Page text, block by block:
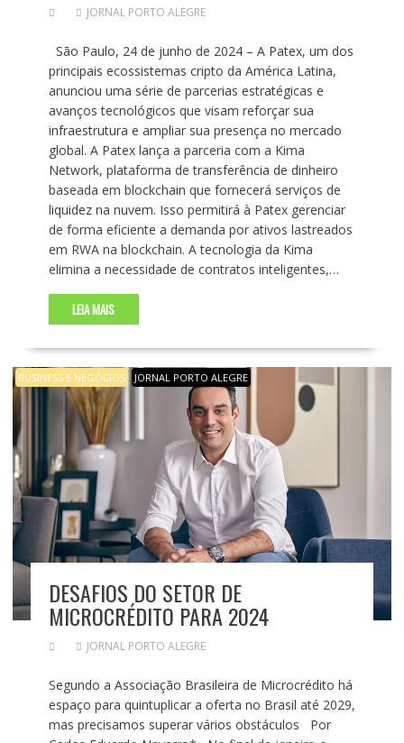
JORNAL PORTO ALEGRE
São Paulo, 24 de junho de 2024 – A Patex, um dos
principais ecossistemas cripto da América Latina,
anunciou uma série de parcerias estratégicas e
avanços tecnológicos que visam reforçar sua
infraestrutura e ampliar sua presença no mercado
global. A Patex lança a parceria com a Kima
Network, plataforma de transferência de dinheiro
baseada em blockchain que fornecerá serviços de
liquidez na nuvem. Isso permitirá à Patex gerenciar
de forma eficiente a demanda por ativos lastreados
em RWA na blockchain. A tecnologia da Kima
elimina a necessidade de contratos inteligentes,…
LEIA MAIS
BUSINESS E NEGÓCIOS JORNAL PORTO ALEGRE
DESAFIOS DO SETOR DE
MICROCRÉDITO PARA 2024
JORNAL PORTO ALEGRE
Segundo a Associação Brasileira de Microcrédito há
espaço para quintuplicar a oferta no Brasil até 2029,
mas precisamos superar vários obstáculos Por